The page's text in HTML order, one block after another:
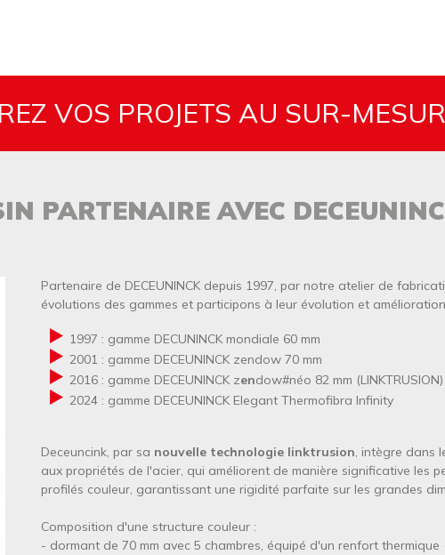
VOS PROJETS AU SUR-
PARTENAIRE AVEC
Texte
Partenaire de DECEUNINCK depuis 1997, par notre atelier de
évolutions des gammes et participons à leur évolution et
1997 : gamme DECUNINCK mondiale 60 mm
2001 : gamme DECEUNINCK zendow 70 mm
2016 : gamme DECEUNINCK zendow#néo 82 mm (LINKTRUSION)
2024 : gamme DECEUNINCK Elegant Thermofibra Infinity
Deceuncink, par sa nouvelle technologie linktrusion, intègre dans
aux propriétés de l'acier, qui améliorent de manière significative les
profilés couleur, garantissant une rigidité parfaite sur les grandes
Composition d'une structure couleur :
- dormant de 70 mm avec 5 chambres, équipé d'un renfort